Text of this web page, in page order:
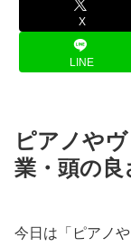
X
LINE
ピアノや
業・頭の良
今日は「ピアノ